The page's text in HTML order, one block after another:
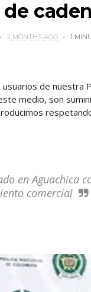
2 MONTHS AGO 1
usuarios de nuestra
medio, son
en Aguachica
comercial